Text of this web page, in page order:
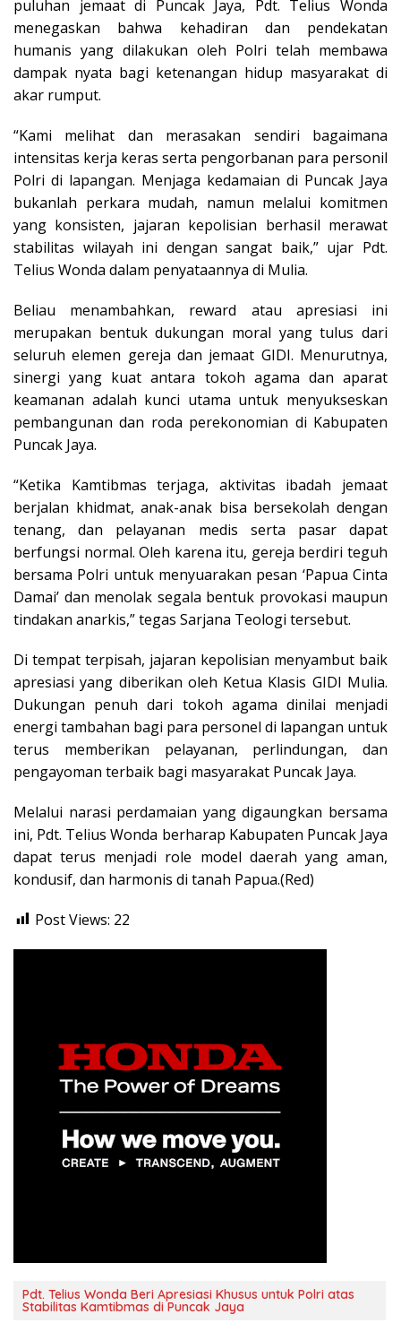
puluhan jemaat di Puncak Jaya, Pdt. Telius Wonda
menegaskan bahwa kehadiran dan pendekatan
humanis yang dilakukan oleh Polri telah membawa
dampak nyata bagi ketenangan hidup masyarakat di
akar rumput.
“Kami melihat dan merasakan sendiri bagaimana
intensitas kerja keras serta pengorbanan para personil
Polri di lapangan. Menjaga kedamaian di Puncak Jaya
bukanlah perkara mudah, namun melalui komitmen
yang konsisten, jajaran kepolisian berhasil merawat
stabilitas wilayah ini dengan sangat baik,” ujar Pdt.
Telius Wonda dalam penyataannya di Mulia.
Beliau menambahkan, reward atau apresiasi ini
merupakan bentuk dukungan moral yang tulus dari
seluruh elemen gereja dan jemaat GIDI. Menurutnya,
sinergi yang kuat antara tokoh agama dan aparat
keamanan adalah kunci utama untuk menyukseskan
pembangunan dan roda perekonomian di Kabupaten
Puncak Jaya.
“Ketika Kamtibmas terjaga, aktivitas ibadah jemaat
berjalan khidmat, anak-anak bisa bersekolah dengan
tenang, dan pelayanan medis serta pasar dapat
berfungsi normal. Oleh karena itu, gereja berdiri teguh
bersama Polri untuk menyuarakan pesan ‘Papua Cinta
Damai’ dan menolak segala bentuk provokasi maupun
tindakan anarkis,” tegas Sarjana Teologi tersebut.
Di tempat terpisah, jajaran kepolisian menyambut baik
apresiasi yang diberikan oleh Ketua Klasis GIDI Mulia.
Dukungan penuh dari tokoh agama dinilai menjadi
energi tambahan bagi para personel di lapangan untuk
terus memberikan pelayanan, perlindungan, dan
pengayoman terbaik bagi masyarakat Puncak Jaya.
Melalui narasi perdamaian yang digaungkan bersama
ini, Pdt. Telius Wonda berharap Kabupaten Puncak Jaya
dapat terus menjadi role model daerah yang aman,
kondusif, dan harmonis di tanah Papua.(Red)
Post Views: 22
Pdt. Telius Wonda Beri Apresiasi Khusus untuk Polri atas
Stabilitas Kamtibmas di Puncak Jaya